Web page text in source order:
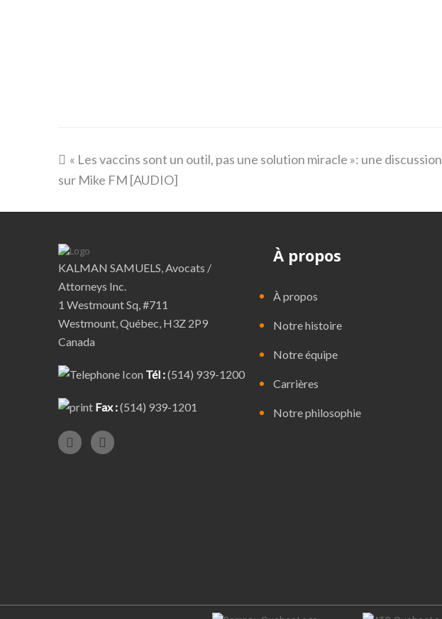
previous
post:
« Les vaccins sont un outil, pas une solution miracle »: une discussion
sur Mike FM [AUDIO]
KALMAN SAMUELS, Avocats /
Attorneys Inc.
1 Westmount Sq, #711
Westmount, Québec, H3Z 2P9
Canada
Tél :(514) 939-1200
Fax :(514) 939-1201
À propos
À propos
Notre histoire
Notre équipe
Carrières
Notre philosophie